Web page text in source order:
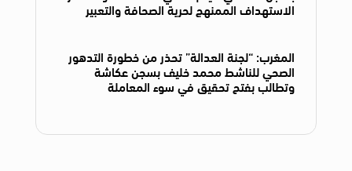
الاستهداف الممنهج لحرية الصحافة والتعبير
المغرب: “لجنة العدالة” تحذر من خطورة التدهور
الصحي للناشط محمد خليف بسجن عكاشة
وتطالب بفتح تحقيق في سوء المعاملة